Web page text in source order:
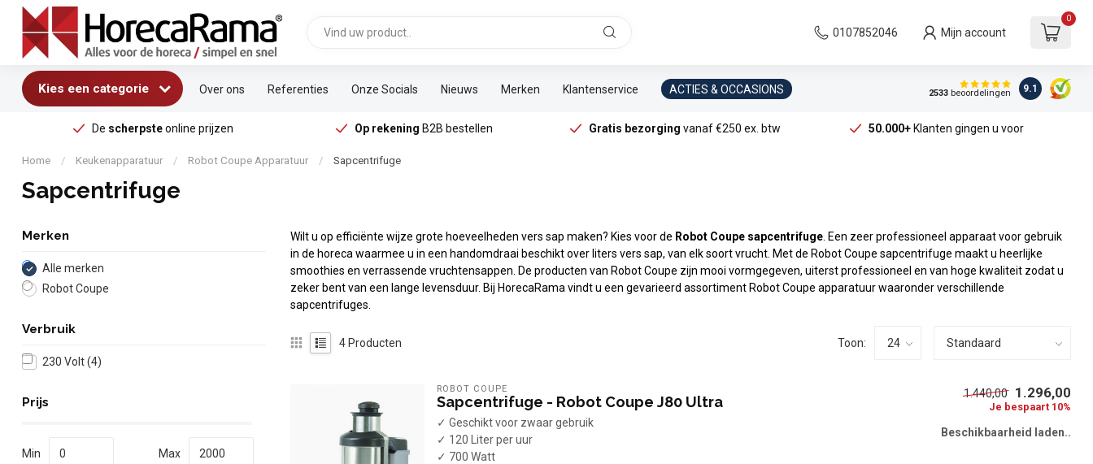
0107852046 Mijn account
0
Kies een categorie Over ons Referenties Onze Socials Nieuws Merken Klantenservice ACTIES & OCCASIONS 2533beoordelingen 9.1
De scherpsteonline prijzen Op rekening B2B bestellen Gratis bezorging vanaf €250 ex. btw 50.000+Klanten gingen u voor
Home / Keukenapparatuur / Robot Coupe Apparatuur / Sapcentrifuge
Sapcentrifuge
Merken
Alle merken
Robot Coupe
Verbruik
230 Volt(4)
Prijs
Min Max
Wilt u op efficiënte wijze grote hoeveelheden vers sap maken? Kies voor de Robot Coupe sapcentrifuge . Een zeer professioneel apparaat voor gebruik
in de horeca waarmee u in een handomdraai beschikt over liters vers sap, van elk soort vrucht. Met de Robot Coupe sapcentrifuge maakt u heerlijke
smoothies en verrassende vruchtensappen. De producten van Robot Coupe zijn mooi vormgegeven, uiterst professioneel en van hoge kwaliteit zodat u
zeker bent van een lange levensduur. Bij HorecaRama vindt u een gevarieerd assortiment Robot Coupe apparatuur waaronder verschillende
sapcentrifuges.
4Producten Toon:
ROBOT COUPE
Sapcentrifuge - Robot Coupe J80 Ultra
✓ Geschikt voor zwaar gebruik
✓ 120 Liter per uur
✓ 700 Watt
1.440,00 1.296,00
Je bespaart 10%
Beschikbaarheid laden..